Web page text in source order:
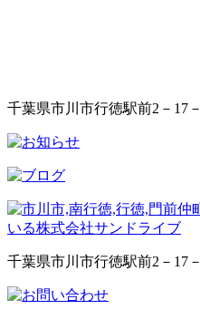
千葉県市川市行徳駅前2－17
千葉県市川市行徳駅前2－17